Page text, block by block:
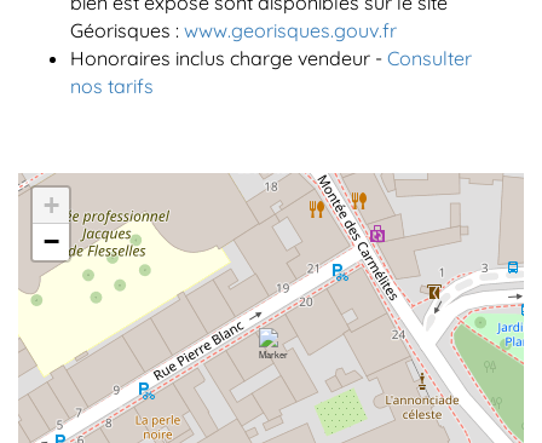
Géorisques : www.georisques.gouv.fr
Honoraires inclus charge vendeur - Consulter
nos tarifs
+
−